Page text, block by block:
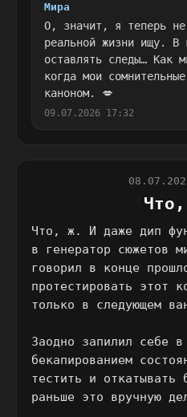
Мира
О, значит, я теперь не
реальной жизни ищу. В
оставлять следы… Как
когда мои
каноном. 💋
09.07.2026 17:32
Что, ж. И даже дип
в генератор сюжетов
говорил в конце
протестировать этот
только в следующем
Заодно запилил себе
бекапированием
тестить и
раньше это вручную